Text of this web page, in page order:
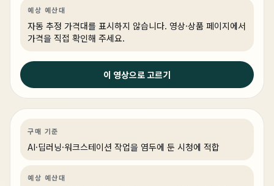
예상 예산대
자동 추정 가격대를 표시하지 않습니다. 영상·상품 페이지에서
가격을 직접 확인해 주세요.
이 영상으로 고르기
AI·딥러닝
2주 전
현존최강 9955WX에 5090 두개 ! 뭐하냐고 ? Ai 인 공 지
능 !!
구매 기준
AI·딥러닝·워크스테이션 작업을 염두에 둔 시청에 적합
예상 예산대